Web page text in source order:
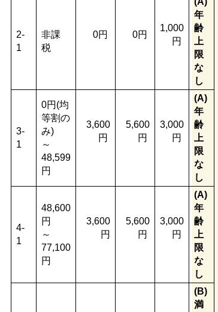
2-
1
非課
税
0円 0円
1,000
円
年
齢
上
限
な
し
3-
1
0円(均
等割の
み)
～
48,599
円
3,600
円
5,600
円
3,000
円
(A)
年
齢
上
限
な
し
4-
1
48,600
円
～
77,100
円
3,600
円
5,600
円
3,000
円
(A)
年
齢
上
限
な
し
(B)
満